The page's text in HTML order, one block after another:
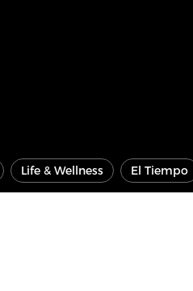
Life & Wellness El Tiempo